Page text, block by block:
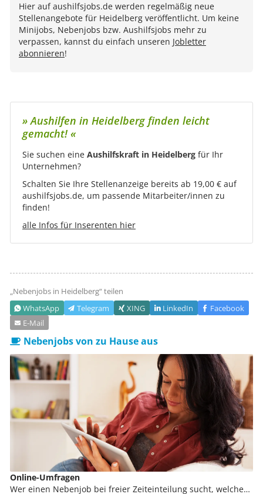
Hier auf aushilfsjobs.de werden regelmäßig neue
Stellenangebote für Heidelberg veröffentlicht. Um keine
Minijobs, Nebenjobs bzw. Aushilfsjobs mehr zu
verpassen, kannst du einfach unseren Jobletter
abonnieren!
» Aushilfen in Heidelberg finden leicht
gemacht! «
Sie suchen eine Aushilfskraft in Heidelberg für Ihr
Unternehmen?
Schalten Sie Ihre Stellenanzeige bereits ab 19,00 € auf
aushilfsjobs.de, um passende Mitarbeiter/innen zu
finden!
alle Infos für Inserenten hier
„Nebenjobs in Heidelberg“ teilen
WhatsApp
Telegram XING LinkedIn
Facebook
E‑Mail
Nebenjobs von zu Hause aus
Online-Umfragen
Wer einen Nebenjob bei freier Zeiteinteilung sucht, welcher